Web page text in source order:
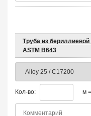
Труба из
ASTM B643
Кол-во: м =